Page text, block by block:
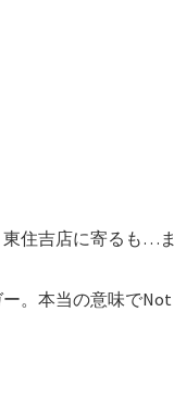
住吉店に寄るも…ま
。本当の意味でNot